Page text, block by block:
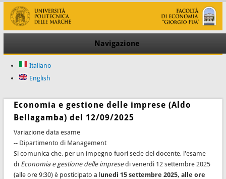
Navigazione
Italiano
English
Economia e gestione delle imprese (Aldo
Bellagamba) del 12/09/2025
Variazione data esame
-- Dipartimento di Management
Si comunica che, per un impegno fuori sede del docente, l'esame
di Economia e gestione delle impresedi venerdì 12 settembre 2025
(alle ore 9:30) è posticipato a l unedì 15 settembre 2025, alle ore